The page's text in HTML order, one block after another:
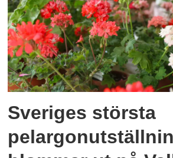
Sveriges största